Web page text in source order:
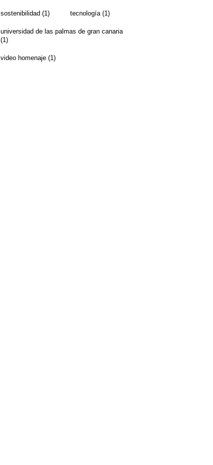
sostenibilidad (1) tecnología(1)
universidad de las palmas de gran canaria
(1)
video homenaje (1)